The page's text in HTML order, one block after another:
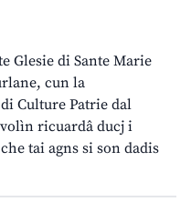
Glesie di Sante Marie
cun la
Culture Patrie dal
ricuardâ ducj i
tai agns si son dadis